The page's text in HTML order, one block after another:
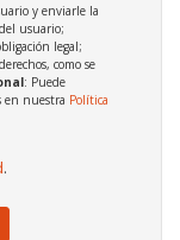
y enviarle la
usuario;
legal;
como se
: Puede
en nuestra Política
.